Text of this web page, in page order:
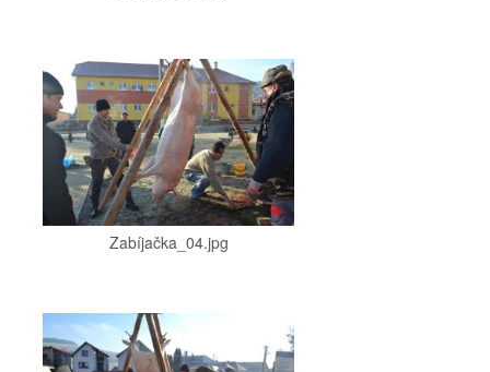
Zabíjačka_04.jpg